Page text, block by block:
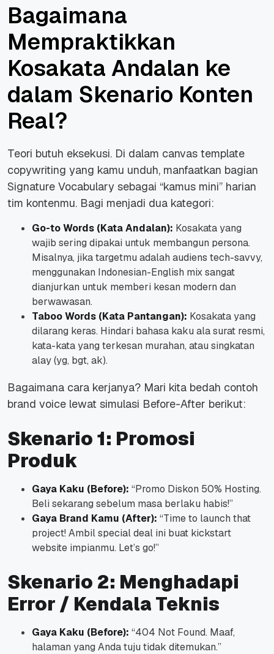
Bagaimana
Mempraktikkan
Kosakata Andalan ke
dalam Skenario Konten
Real?
Teori butuh eksekusi. Di dalam canvas template
copywriting yang kamu unduh, manfaatkan bagian
Signature Vocabulary sebagai “kamus mini” harian
tim kontenmu. Bagi menjadi dua kategori:
Go-to Words (Kata Andalan): Kosakata yang
wajib sering dipakai untuk membangun persona.
Misalnya, jika targetmu adalah audiens tech-savvy,
menggunakan Indonesian-English mix sangat
dianjurkan untuk memberi kesan modern dan
berwawasan.
Taboo Words (Kata Pantangan): Kosakata yang
dilarang keras. Hindari bahasa kaku ala surat resmi,
kata-kata yang terkesan murahan, atau singkatan
alay (yg, bgt, ak).
Bagaimana cara kerjanya? Mari kita bedah contoh
brand voice lewat simulasi Before-After berikut:
Skenario 1: Promosi
Produk
Gaya Kaku (Before): “Promo Diskon 50% Hosting.
Beli sekarang sebelum masa berlaku habis!”
Gaya Brand Kamu (After): “Time to launch that
project! Ambil special deal ini buat kickstart
website impianmu. Let’s go!”
Skenario 2: Menghadapi
Error / Kendala Teknis
Gaya Kaku (Before): “404 Not Found. Maaf,
halaman yang Anda tuju tidak ditemukan.”